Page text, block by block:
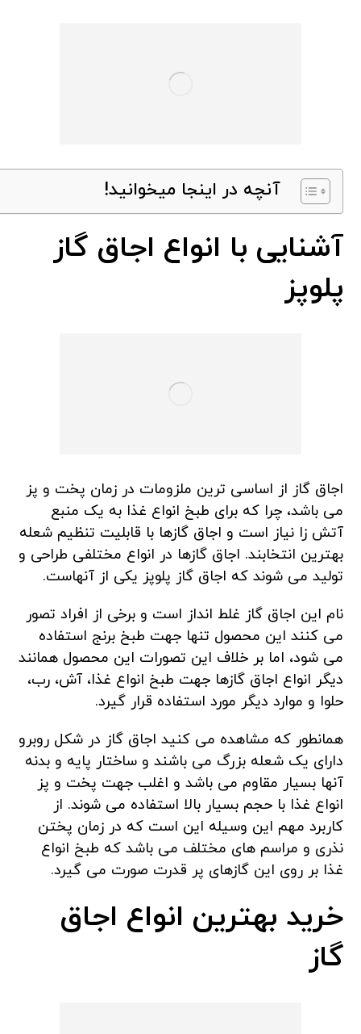
آنچه در اینجا میخوانید!
آشنایی با انواع اجاق گاز
پلوپز
اجاق گاز از اساسی ترین ملزومات در زمان پخت و پز
می باشد، چرا که برای طبخ انواع غذا به یک منبع
آتش زا نیاز است و اجاق گازها با قابلیت تنظیم شعله
بهترین انتخابند. اجاق گازها در انواع مختلفی طراحی و
تولید می شوند که اجاق گاز پلوپز یکی از آنهاست.
نام این اجاق گاز غلط انداز است و برخی از افراد تصور
می کنند این محصول تنها جهت طبخ برنج استفاده
می شود، اما بر خلاف این تصورات این محصول همانند
دیگر انواع اجاق گازها جهت طبخ انواع غذا، آش، رب،
حلوا و موارد دیگر مورد استفاده قرار گیرد.
همانطور که مشاهده می کنید اجاق گاز در شکل روبرو
دارای یک شعله بزرگ می باشند و ساختار پایه و بدنه
آنها بسیار مقاوم می باشد و اغلب جهت پخت و پز
انواع غذا با حجم بسیار بالا استفاده می شوند. از
کاربرد مهم این وسیله این است که در زمان پختن
نذری و مراسم های مختلف می باشد که طبخ انواع
غذا بر روی این گازهای پر قدرت صورت می گیرد.
خرید بهترین انواع اجاق
گاز